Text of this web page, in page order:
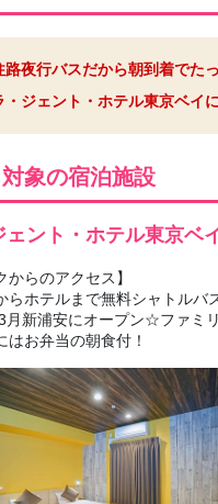
路夜行バスだから朝到着でた
・ジェント・ホテル東京ベイ
対象の宿泊施設
ェント・ホテル東京ベ
からのアクセス】
らホテルまで無料シャトルバ
月新浦安にオープン☆ファミ
はお弁当の朝食付！